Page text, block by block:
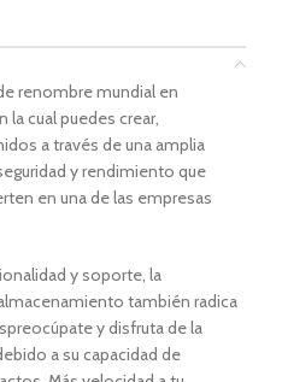
renombre mundial en
cual puedes crear,
a través de una amplia
y rendimiento que
en una de las empresas
y soporte, la
también radica
y disfruta de la
a su capacidad de